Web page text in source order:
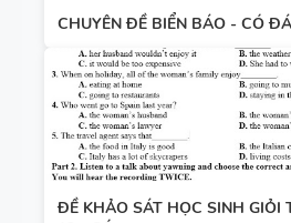
CHUYÊN ĐỀ BIỂN BÁO - CÓ
ĐỀ KHẢO SÁT HỌC SINH GIỎI